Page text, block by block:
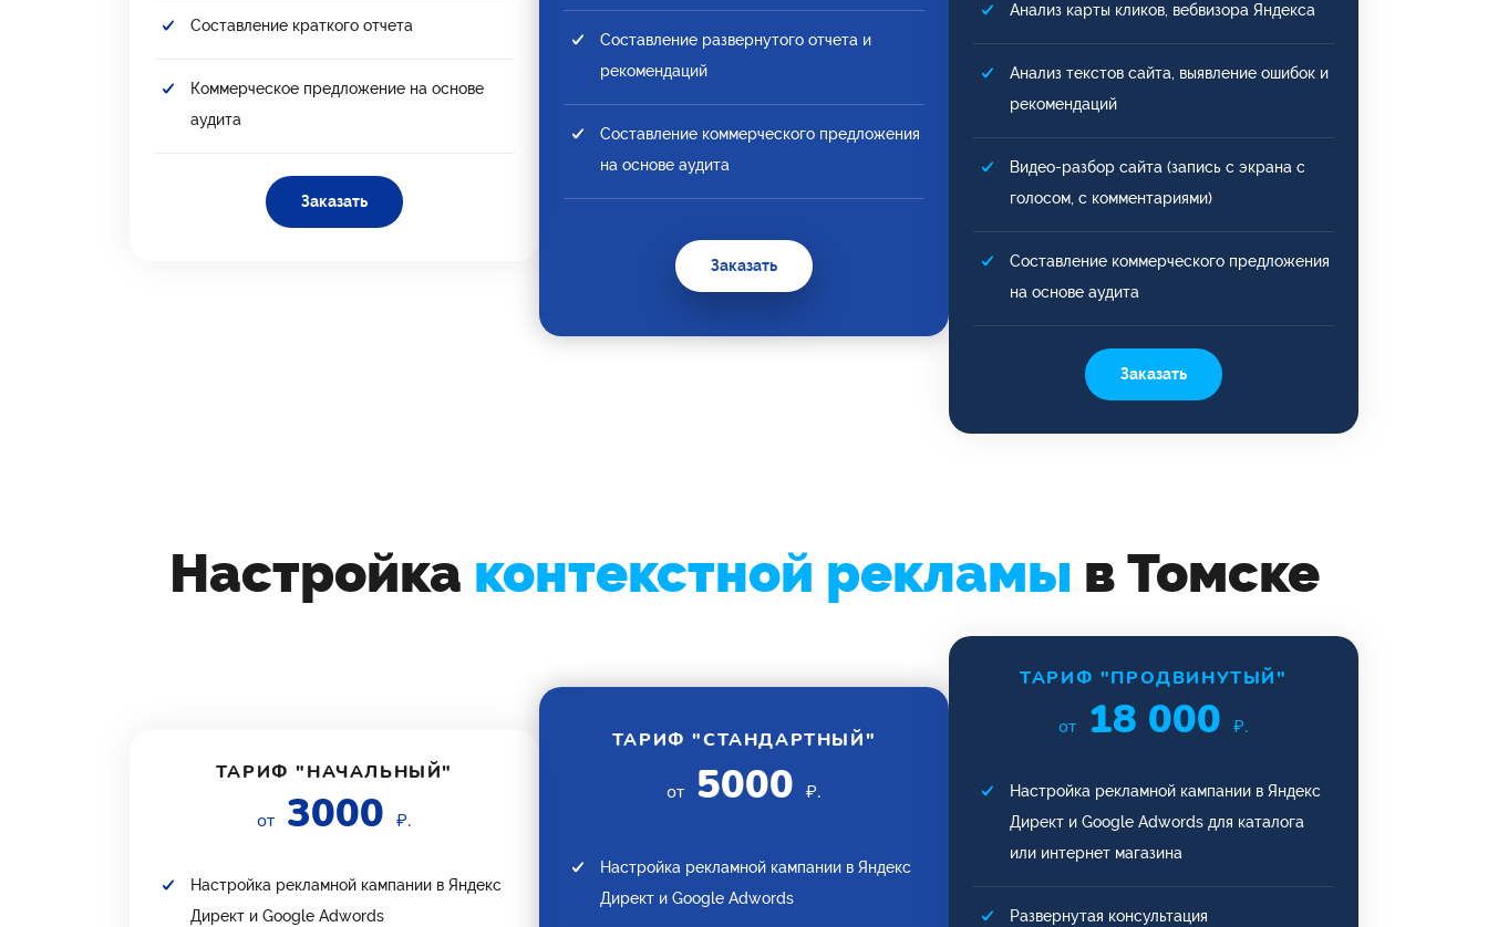
Составление краткого отчета
Коммерческое предложение на основе
аудита
Заказать
Составление развернутого отчета и
рекомендаций
Составление коммерческого предложения
на основе аудита
Заказать
Анализ карты кликов, вебвизора Яндекса
Анализ текстов сайта, выявление ошибок и
рекомендаций
Видео-разбор сайта (запись с экрана с
голосом, с комментариями)
Составление коммерческого предложения
на основе аудита
Заказать
Настройка контекстной рекламы в Томске
ТАРИФ "НАЧАЛЬНЫЙ"
от 3000 ₽.
Настройка рекламной кампании в Яндекс
Директ и Google Adwords
ТАРИФ "СТАНДАРТНЫЙ"
от 5000 ₽.
Настройка рекламной кампании в Яндекс
Директ и Google Adwords
ТАРИФ "ПРОДВИНУТЫЙ"
от 18 000 ₽.
Настройка рекламной кампании в Яндекс
Директ и Google Adwords для каталога
или интернет магазина
Развернутая консультация